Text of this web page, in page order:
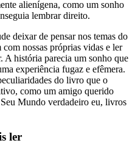
alienígena, como um sonho
lembrar direito.
deixar de pensar nos temas do
nossas próprias vidas e ler
A história parecia um sonho que
experiência fugaz e efêmera.
do livro que o
como um amigo querido
Mundo verdadeiro eu, livros
ler